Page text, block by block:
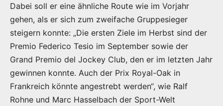
Dabei soll er eine ähnliche Route wie im Vorjahr
gehen, als er sich zum zweifache Gruppesieger
steigern konnte: „Die ersten Ziele im Herbst sind der
Premio Federico Tesio im September sowie der
Grand Premio del Jockey Club, den er im letzten Jahr
gewinnen konnte. Auch der Prix Royal-Oak in
Frankreich könnte angestrebt werden“, wie Ralf
Rohne und Marc Hasselbach der Sport-Welt